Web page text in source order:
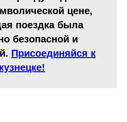
цене,
поездка была
безопасной и
Присоединяйся к